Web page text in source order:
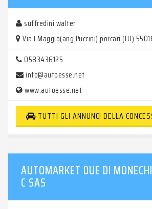
suffredini walter
Via I Maggio(ang.Puccini) porcari (LU)
0583436125
info@autoesse.net
www.autoesse.net
TUTTI GLI ANNUNCI DELLA
AUTOMARKET DUE DI
C SAS